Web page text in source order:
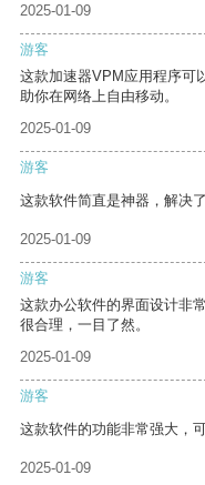
2025-01-09
游客
这款加速器VPM应用程序可
助你在网络上自由移动。
2025-01-09
游客
这款软件简直是神器，解决
2025-01-09
游客
这款办公软件的界面设计非
很合理，一目了然。
2025-01-09
游客
这款软件的功能非常强大，
2025-01-09